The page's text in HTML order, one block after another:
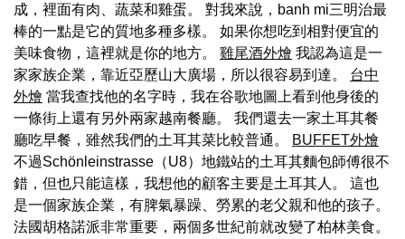
成，裡面有肉、蔬菜和雞蛋。 對我來說，banh mi三明治最
棒的一點是它的質地多種多樣。 如果你想吃到相對便宜的
美味食物，這裡就是你的地方。 雞尾酒外燴 我認為這是一
家家族企業，靠近亞歷山大廣場，所以很容易到達。 台中
外燴 當我查找他的名字時，我在谷歌地圖上看到他身後的
一條街上還有另外兩家越南餐廳。 我們還去一家土耳其餐
廳吃早餐，雖然我們的土耳其菜比較普通。
BUFFET外燴
不過Schönleinstrasse（U8）地鐵站的土耳其麵包師傅很不
錯，但也只能這樣，我想他的顧客主要是土耳其人。 這也
是一個家族企業，有脾氣暴躁、勞累的老父親和他的孩子。
法國胡格諾派非常重要，兩個多世紀前就改變了柏林美食。